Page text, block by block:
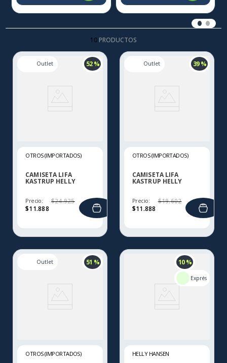
10PRODUCTOS
52 %
OTROS (IMPORTADOS)
CAMISETA LIFA
KASTRUP HELLY
Precio:
$11.888
$24.925
39 %
OTROS (IMPORTADOS)
CAMISETA LIFA
KASTRUP HELLY
Precio:
$11.888
$19.602
51 %
OTROS (IMPORTADOS)
10 %
HELLY HANSEN